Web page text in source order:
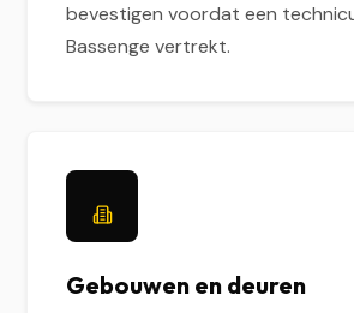
bevestigen voordat een
Bassenge vertrekt.
Gebouwen en deuren